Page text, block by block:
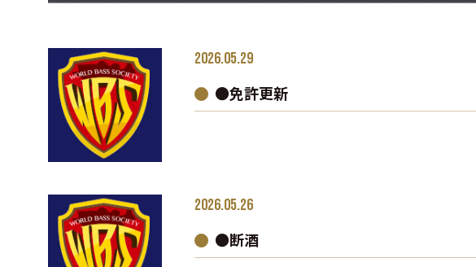
2026.05.29
●免許更新
2026.05.26
●断酒